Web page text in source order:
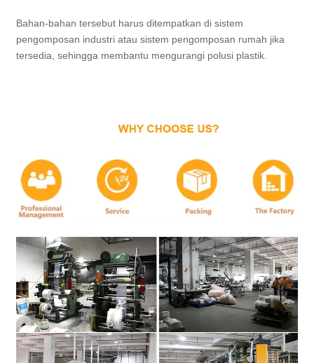
Bahan-bahan tersebut harus ditempatkan di sistem
pengomposan industri atau sistem pengomposan rumah jika
tersedia, sehingga membantu mengurangi polusi plastik.